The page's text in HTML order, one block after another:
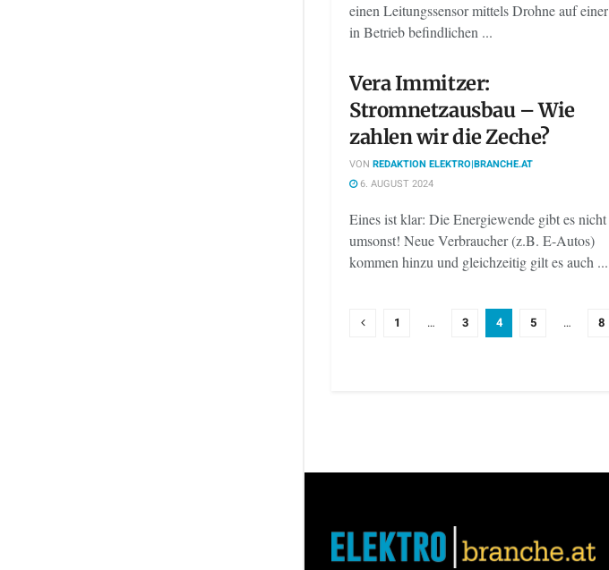
einen Leitungssensor mittels Drohne auf einer
in Betrieb befindlichen ...
Vera Immitzer:
Stromnetzausbau – Wie
zahlen wir die Zeche?
VON REDAKTION ELEKTRO|BRANCHE.AT
6. AUGUST 2024
Eines ist klar: Die Energiewende gibt es nicht
umsonst! Neue Verbraucher (z.B. E-Autos)
kommen hinzu und gleichzeitig gilt es auch ...
1 … 3 4 5 … 8